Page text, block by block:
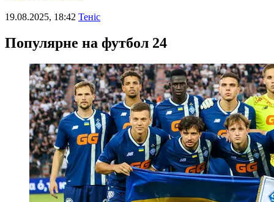
19.08.2025, 18:42 Теніс
Популярне на футбол 24